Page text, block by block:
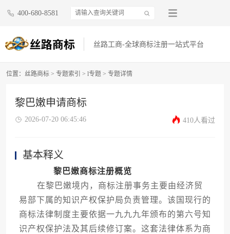
400-680-8581
丝路工商-全球商标注册一站式平台
位置： 丝路商标 > 专题索引 > l专题 > 专题详情
黎巴嫩申请商标
2026-07-20 06:45:46 410人看过
基本释义
黎巴嫩商标注册概览
在黎巴嫩境内，商标注册事务主要由经济贸
易部下属的知识产权保护局负责管理。该国现行的
商标法律制度主要依据一九九九年颁布的第六号知
识产权保护法及其后续修订案。这套法律体系为商